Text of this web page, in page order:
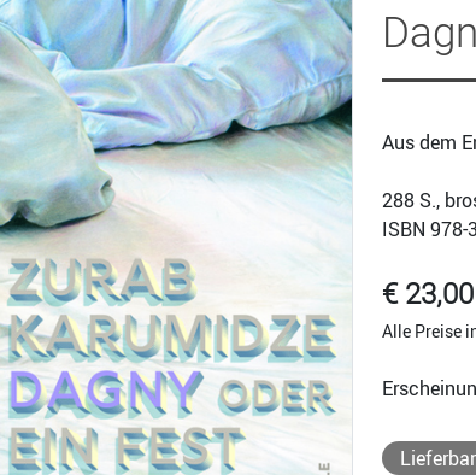
Aus dem
288 S.,
ISBN 978-
€
Alle Preise
Lieferbar